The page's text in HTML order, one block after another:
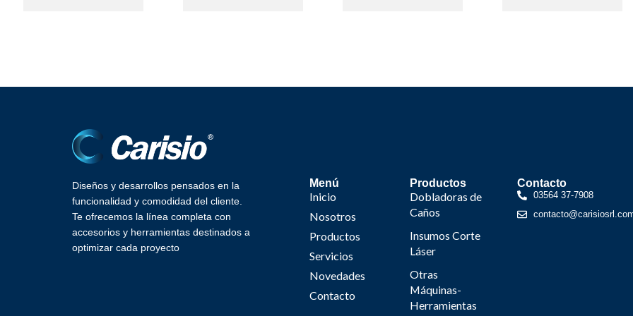
Diseños y desarrollos pensados en la
funcionalidad y comodidad del cliente.
Te ofrecemos la línea completa con
accesorios y herramientas destinados a
optimizar cada proyecto
Menú
Inicio
Nosotros
Productos
Servicios
Novedades
Contacto
Productos
Dobladoras de
Caños
Insumos Corte
Láser
Otras
Máquinas-
Herramientas
Contacto
03564 37-7908